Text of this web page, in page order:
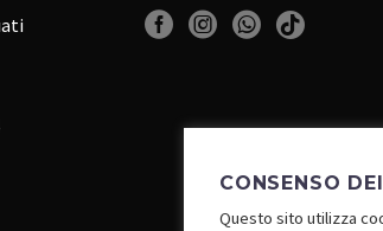
CONSENSO
Questo sito utilizza